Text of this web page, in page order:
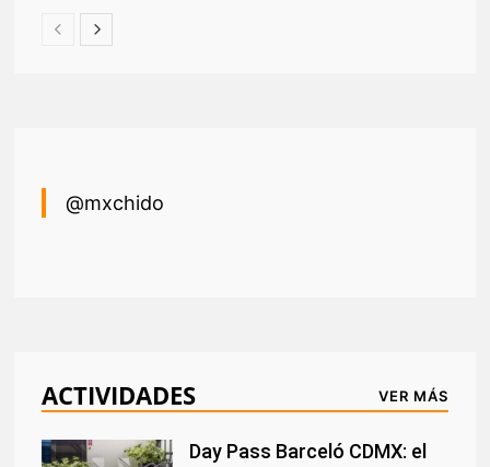
@mxchido
ACTIVIDADES VER MÁS
Day Pass Barceló CDMX: el